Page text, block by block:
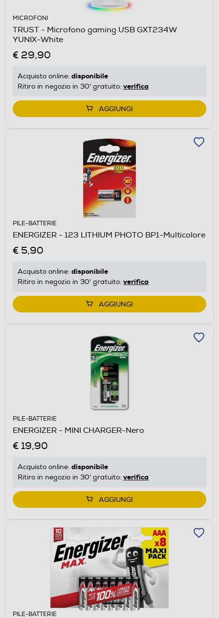
MICROFONI
TRUST - Microfono gaming USB GXT234W
YUNIX-White
€ 29,90
Acquisto online: disponibile
Ritiro in negozio in 30' gratuito: verifica
AGGIUNGI
PILE-BATTERIE
ENERGIZER - 123 LITHIUM PHOTO BP1-Multicolore
€ 5,90
Acquisto online: disponibile
Ritiro in negozio in 30' gratuito: verifica
AGGIUNGI
PILE-BATTERIE
ENERGIZER - MINI CHARGER-Nero
€ 19,90
Acquisto online: disponibile
Ritiro in negozio in 30' gratuito: verifica
AGGIUNGI
PILE-BATTERIE